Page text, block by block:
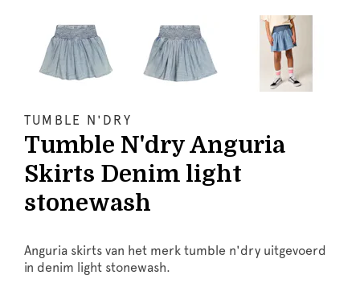
TUMBLE N'DRY
Tumble N'dry Anguria
Skirts Denim light
stonewash
Anguria skirts van het merk tumble n'dry uitgevoerd
in denim light stonewash.